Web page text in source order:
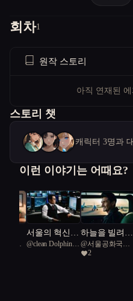
회차1
원작 스토리
아직 연재된
스토리 챗
캐릭터 3명과
이런 이야기는 어때요?
국일
서울의 혁신
자, 미래를 설
@clean Dolphin
하늘을 빌려준
하루
@서울공화국일
급시민
2